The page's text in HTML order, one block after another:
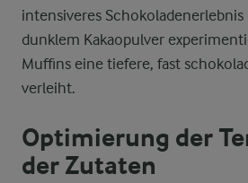
intensiveres
dunklem Kakaopulver
Muffins eine tiefere, fast
verleiht.
Optimierung der
der Zutaten